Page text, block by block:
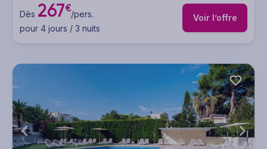
Dès 267€/pers.
pour 4 jours / 3 nuits
Voir l’offre